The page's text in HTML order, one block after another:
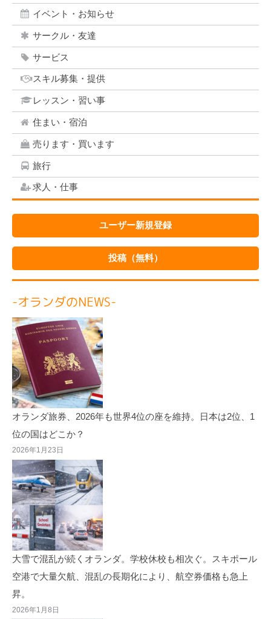
イベント・お知らせ
サークル・友達
サービス
スキル募集・提供
レッスン・習い事
住まい・宿泊
売ります・買います
旅行
求人・仕事
ユーザー新規登録
投稿（無料）
-オランダのNEWS-
オランダ旅券、2026年も世界4位の座を維持。日本は2位、1
位の国はどこか？
2026年1月23日
大雪で混乱が続くオランダ。学校休校も相次ぐ。スキポール
空港で大量欠航、混乱の長期化により、航空券価格も急上
昇。
2026年1月8日